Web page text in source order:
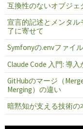
互換性のないオブジェ
宣言的記述とメンタル
了に寄せて
Symfonyの.envファイ
Claude Code 入門: 導
GitHubのマージ（
Merging）の違い
暗黙知が支える技術の